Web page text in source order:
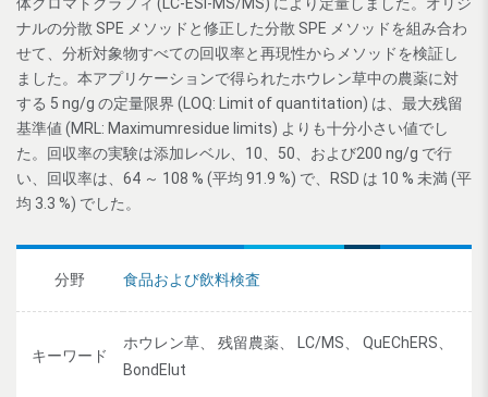
ナルの分散 SPE メソッドと修正した分散 SPE メソッドを組み合わ
せて、分析対象物すべての回収率と再現性からメソッドを検証し
ました。本アプリケーションで得られたホウレン草中の農薬に対
する 5 ng/g の定量限界 (LOQ: Limit of quantitation) は、最大残留
基準値 (MRL: Maximumresidue limits) よりも十分小さい値でし
た。回収率の実験は添加レベル、10、50、および200 ng/g で行
い、回収率は、64 ～ 108 % (平均 91.9 %) で、RSD は 10 % 未満 (平
均 3.3 %) でした。
分野 食品および飲料検査
キーワード
ホウレン草、 残留農薬、 LC/MS、 QuEChERS、
BondElut